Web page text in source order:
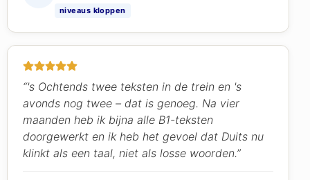
niveaus kloppen
“'s Ochtends twee teksten in de trein en 's
avonds nog twee – dat is genoeg. Na vier
maanden heb ik bijna alle B1-teksten
doorgewerkt en ik heb het gevoel dat Duits nu
klinkt als een taal, niet als losse woorden.”